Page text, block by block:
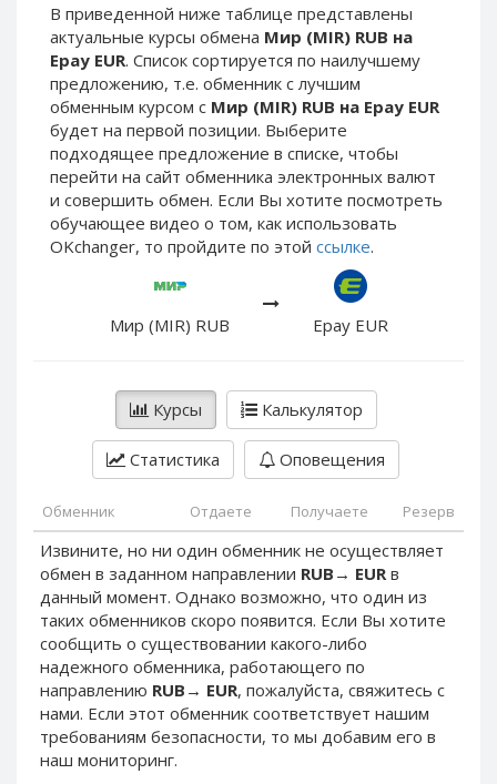
В приведенной ниже таблице представлены
актуальные курсы обмена Мир (MIR) RUB на
Epay EUR. Список сортируется по наилучшему
предложению, т.е. обменник с лучшим
обменным курсом с Мир (MIR) RUB на Epay EUR
будет на первой позиции. Выберите
подходящее предложение в списке, чтобы
перейти на сайт обменника электронных валют
и совершить обмен. Если Вы хотите посмотреть
обучающее видео о том, как использовать
OKchanger, то пройдите по этой ссылке.
Мир (MIR) RUB Epay EUR
Курсы Калькулятор
Статистика Оповещения
Обменник Отдаете Получаете Резерв
Извините, но ни один обменник не осуществляет
обмен в заданном направлении RUB → EURв
данный момент. Однако возможно, что один из
таких обменников скоро появится. Если Вы хотите
сообщить о существовании какого-либо
надежного обменника, работающего по
направлению RUB → EUR, пожалуйста, свяжитесь с
нами. Если этот обменник соответствует нашим
требованиям безопасности, то мы добавим его в
наш мониторинг.
ЮMoney RUB
ЮMoney KZT
PayPal USD
PayPal EUR
PayPal GBP
PayPal CAD
PayPal AUD
PayPal RUB
PayPal NOK
PayPal PLN
PayPal SGD
PayPal SEK
PayPal CHF
PayPal MYR
Webmoney WMZ
Webmoney WMR
Webmoney WME
Webmoney WMU
Webmoney WMK
ЮMoney RUB
ЮMoney KZT
PayPal USD
PayPal EUR
PayPal GBP
PayPal CAD
PayPal AUD
PayPal RUB
PayPal CZK
PayPal NZD
PayPal NOK
PayPal PLN
PayPal SGD
PayPal SEK
PayPal CHF
PayPal MYR
Webmoney WMZ
Webmoney WMR
Webmoney WME
Webmoney WMU